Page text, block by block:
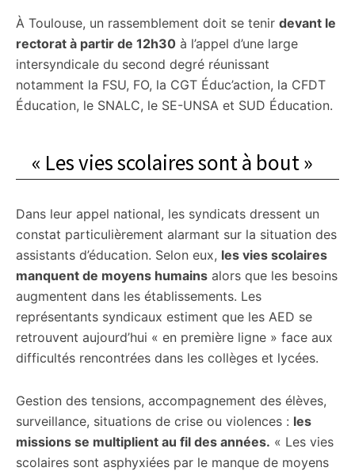
À Toulouse, un rassemblement doit se tenir devant le
rectorat à partir de 12h30 à l’appel d’une large
intersyndicale du second degré réunissant
notamment la FSU, FO, la CGT Éduc’action, la CFDT
Éducation, le SNALC, le SE-UNSA et SUD Éducation.
« Les vies scolaires sont à bout »
Dans leur appel national, les syndicats dressent un
constat particulièrement alarmant sur la situation des
assistants d’éducation. Selon eux, les vies scolaires
manquent de moyens humains alors que les besoins
augmentent dans les établissements. Les
représentants syndicaux estiment que les AED se
retrouvent aujourd’hui « en première ligne » face aux
difficultés rencontrées dans les collèges et lycées.
Gestion des tensions, accompagnement des élèves,
surveillance, situations de crise ou violences : les
missions se multiplient au fil des années. « Les vies
scolaires sont asphyxiées par le manque de moyens